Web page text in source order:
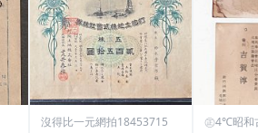
沒得比一元網拍18453715 ㊣4℃昭和